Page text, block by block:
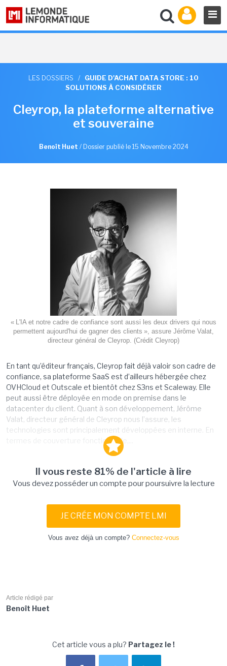
LES DOSSIERS /
GUIDE D'ACHAT DATA STORE : 10
SOLUTIONS À CONSIDÉRER
Cleyrop, la plateforme alternative
et souveraine
Benoît Huet / Dossier publié le 15 Novembre 2024
« L'IA et notre cadre de confiance sont aussi les deux drivers qui nous
permettent aujourd'hui de gagner des clients », assure Jérôme Valat,
directeur général de Cleyrop. (Crédit Cleyrop)
En tant qu’éditeur français, Cleyrop fait déjà valoir son cadre de
confiance, sa plateforme SaaS est d’ailleurs hébergée chez
OVHCloud et Outscale et bientôt chez S3ns et Scaleway. Elle
peut aussi être déployée en mode on premise dans le
datacenter du client. Quant à son développement, Jérôme
Valat, directeur général de Cleyrop nous l’assure, les
technologies sont principalement développées en interne. En
termes de couverture fonctionnelle,...
Il vous reste 81% de l'article à lire
Vous devez posséder un compte pour poursuivre la lecture
JE CRÉE MON COMPTE LMI
Vous avez déjà un compte? Connectez-vous
Article rédigé par
Benoît Huet
Cet article vous a plu? Partagez le !